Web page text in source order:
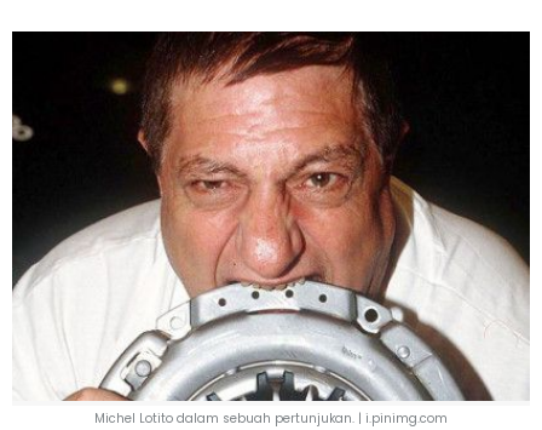
Michel Lotito dalam sebuah pertunjukan. | i.pinimg.com